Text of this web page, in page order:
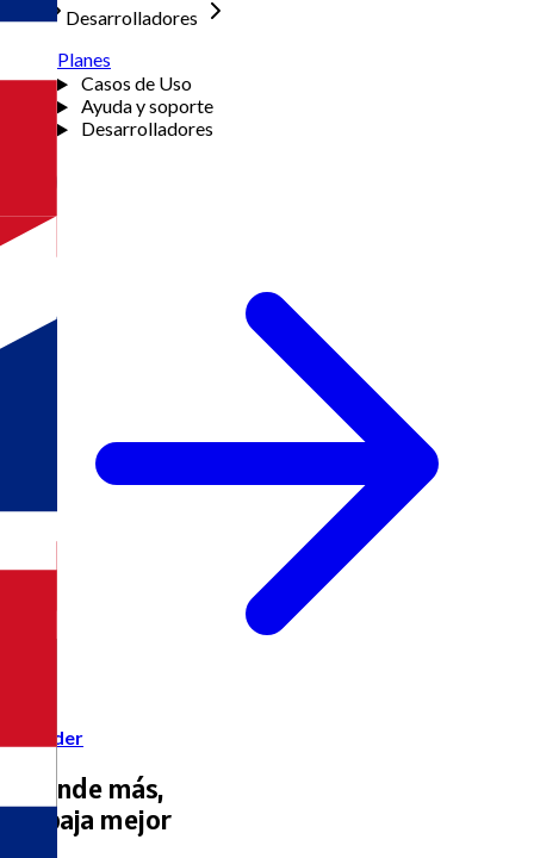
Desarrolladores
Planes
Casos de Uso
Ayuda y soporte
Desarrolladores
Acceder
Agende más,
trabaja mejor